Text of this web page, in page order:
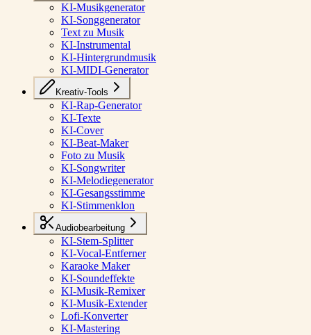
KI-Musikgenerator
KI-Songgenerator
Text zu Musik
KI-Instrumental
KI-Hintergrundmusik
KI-MIDI-Generator
Kreativ-Tools
KI-Rap-Generator
KI-Texte
KI-Cover
KI-Beat-Maker
Foto zu Musik
KI-Songwriter
KI-Melodiegenerator
KI-Gesangsstimme
KI-Stimmenklon
Audiobearbeitung
KI-Stem-Splitter
KI-Vocal-Entferner
Karaoke Maker
KI-Soundeffekte
KI-Musik-Remixer
KI-Musik-Extender
Lofi-Konverter
KI-Mastering